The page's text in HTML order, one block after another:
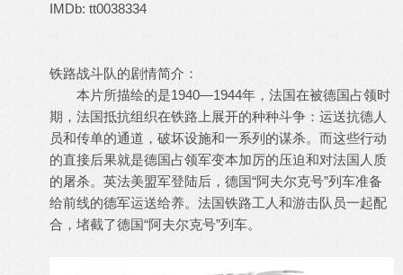
IMDb: tt0038334
铁路战斗队的剧情简介：
本片所描绘的是1940—1944年，法国在被德国占领时
期，法国抵抗组织在铁路上展开的种种斗争：运送抗德人
员和传单的通道，破坏设施和一系列的谋杀。而这些行动
的直接后果就是德国占领军变本加厉的压迫和对法国人质
的屠杀。英法美盟军登陆后，德国“阿夫尔克号”列车准备
给前线的德军运送给养。法国铁路工人和游击队员一起配
合，堵截了德国“阿夫尔克号”列车。